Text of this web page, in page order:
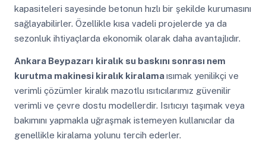
kapasiteleri sayesinde betonun hızlı bir şekilde kurumasını
sağlayabilirler. Özellikle kısa vadeli projelerde ya da
sezonluk ihtiyaçlarda ekonomik olarak daha avantajlıdır.
Ankara Beypazarı kiralık su baskını sonrası nem
kurutma makinesi kiralık kiralamaısımak yenilikçi ve
verimli çözümler kiralık mazotlu ısıtıcılarımız güvenilir
verimli ve çevre dostu modellerdir. Isıtıcıyı taşımak veya
bakımını yapmakla uğraşmak istemeyen kullanıcılar da
genellikle kiralama yolunu tercih ederler.